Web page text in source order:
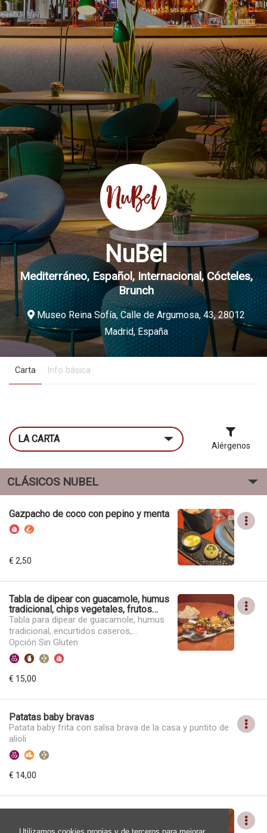
NuBel
Mediterráneo,Español,Internacional,Cócteles,
Brunch
Museo Reina Sofía, Calle de Argumosa, 43, 28012
Madrid, España
Carta Info básica
LA CARTA
Alérgenos
CLÁSICOS NUBEL
Gazpacho de coco con pepino y menta
€ 2,50
Tabla de dipear con guacamole, humus
tradicional, chips vegetales, frutos
secos, encurtidos y crudites
Tabla para dipear de guacamole, humus
tradicional, encurtidos caseros,
almendras y crudités de verduras
frescas.
Opción Sin Gluten
€ 15,00
Patatas baby bravas
Patata baby frita con salsa brava de la casa y puntito de
alioli
€ 14,00